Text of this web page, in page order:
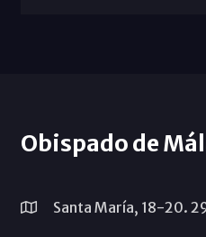
Obispado de
Santa María, 18-20.